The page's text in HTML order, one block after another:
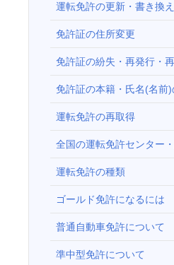
運転免許の更新・書き換え
免許証の住所変更
免許証の紛失・再発行・
免許証の本籍・氏名(名前)
運転免許の再取得
全国の運転免許センター
運転免許の種類
ゴールド免許になるには
普通自動車免許について
準中型免許について